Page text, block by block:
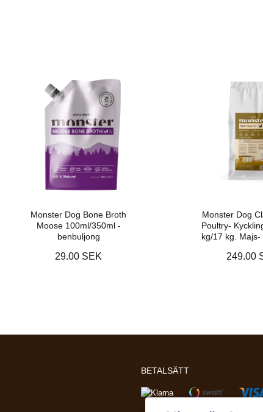
Monster Dog Bone Broth
Moose 100ml/350ml -
benbuljong
29.00 SEK
Monster Dog
Poultry-
kg/17 kg.
249.00
BETALSÄTT